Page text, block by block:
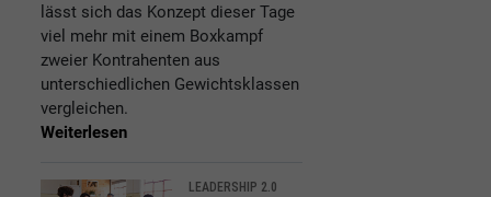
lässt sich das Konzept dieser Tage
viel mehr mit einem Boxkampf
zweier Kontrahenten aus
unterschiedlichen Gewichtsklassen
vergleichen.
Weiterlesen
LEADERSHIP 2.0